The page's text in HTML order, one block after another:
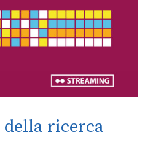
della ricerca